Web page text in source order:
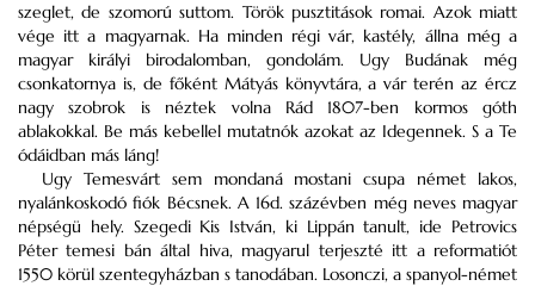
szeglet, de szomorú suttom. Török pusztitások romai. Azok miatt
vége itt a magyarnak. Ha minden régi vár, kastély, állna még a
magyar királyi birodalomban, gondolám. Ugy Budának még
csonkatornya is, de főként Mátyás könyvtára, a vár terén az ércz
nagy szobrok is néztek volna Rád 1807-ben kormos góth
ablakokkal. Be más kebellel mutatnók azokat az Idegennek. S a Te
ódáidban más láng!
Ugy Temesvárt sem mondaná mostani csupa német lakos,
nyalánkoskodó fiók Bécsnek. A 16d. százévben még neves magyar
népségü hely. Szegedi Kis István, ki Lippán tanult, ide Petrovics
Péter temesi bán által hiva, magyarul terjeszté itt a reformatiót
1550 körül szentegyházban s tanodában. Losonczi, a spanyol-német